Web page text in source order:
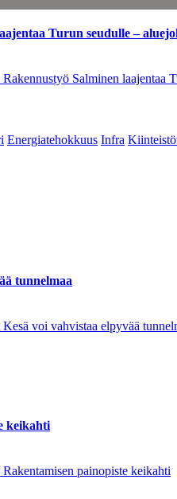
Turun seudulle –
Salminen laajentaa
Energiatehokkuus Infra
tunnelmaa
voi vahvistaa elpyvää
keikahti
painopiste keikahti